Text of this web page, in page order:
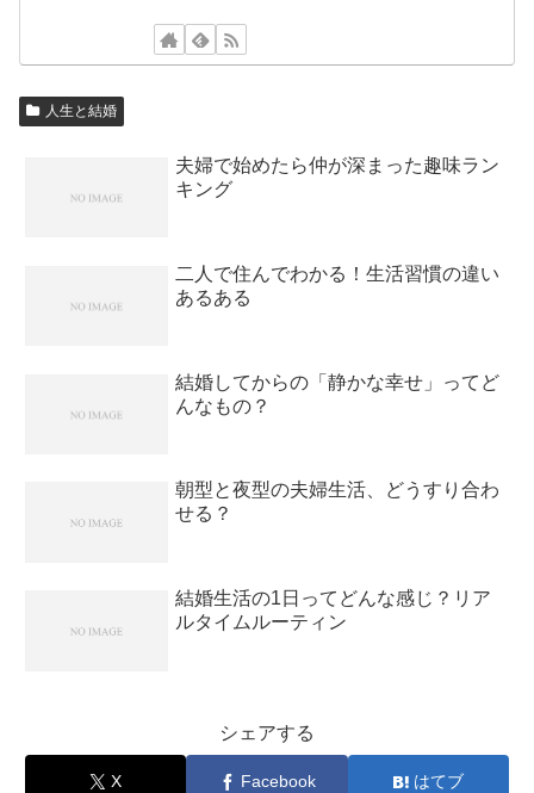
人生と結婚
夫婦で始めたら仲が深まった趣味ラン
キング
二人で住んでわかる！生活習慣の違い
あるある
結婚してからの「静かな幸せ」ってど
んなもの？
朝型と夜型の夫婦生活、どうすり合わ
せる？
結婚生活の1日ってどんな感じ？リア
ルタイムルーティン
シェアする
X Facebook はてブ